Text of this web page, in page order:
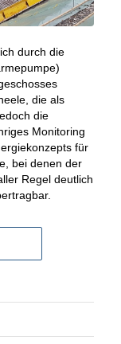
durch die
die als
die
Monitoring
für
bei denen der
Regel deutlich